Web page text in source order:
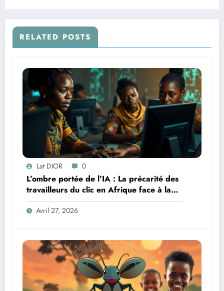
RELATED POSTS
Lat DIOR 0
L’ombre portée de l’IA : La précarité des
travailleurs du clic en Afrique face à la
révolution numérique
Avril 27, 2026